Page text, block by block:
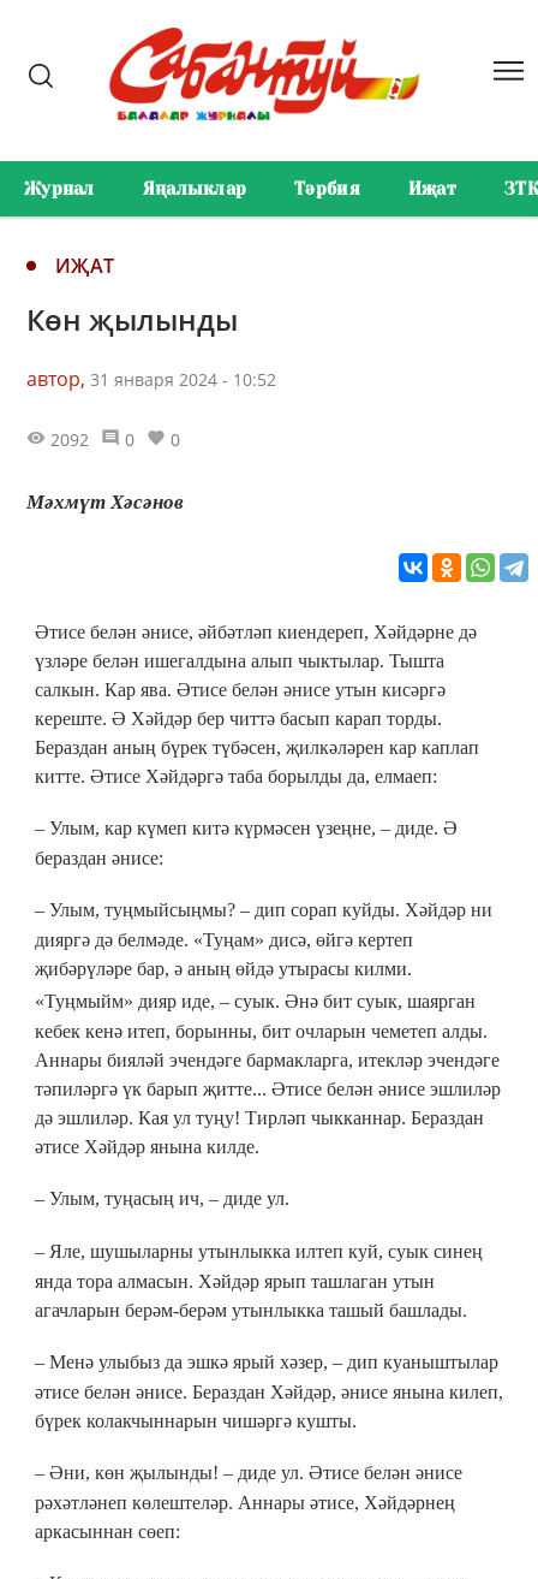
Журнал Яңалыклар Тәрбия Иҗат ЗТК
ИҖАТ
Көн җылынды
автор, 31 января 2024 - 10:52
2092 0 0
Мәхмүт Хәсәнов
Әтисе белән әнисе, әйбәтләп киендереп, Хәйдәрне дә
үзләре белән ишегалдына алып чыктылар. Тышта
салкын. Кар ява. Әтисе белән әнисе утын кисәргә
кереште. Ә Хәйдәр бер читтә басып карап торды.
Бераздан аның бүрек түбәсен, җилкәләрен кар каплап
китте. Әтисе Хәйдәргә таба борылды да, елмаеп:
– Улым, кар күмеп китә күрмәсен үзеңне, – диде. Ә
бераздан әнисе:
– Улым, туңмыйсыңмы? – дип сорап куйды. Хәйдәр ни
дияргә дә белмәде. «Туңам» дисә, өйгә кертеп
җибәрүләре бар, ә аның өйдә утырасы килми.
«Туңмыйм» дияр иде, – суык. Әнә бит суык, шаярган
кебек кенә итеп, борынны, бит очларын чеметеп алды.
Аннары бияләй эчендәге бармакларга, итекләр эчендәге
тәпиләргә үк барып җитте... Әтисе белән әнисе эшлиләр
дә эшлиләр. Кая ул туңу! Тирләп чыкканнар. Бераздан
әтисе Хәйдәр янына килде.
– Улым, туңасың ич, – диде ул.
– Яле, шушыларны утынлыкка илтеп куй, суык синең
янда тора алмасын. Хәйдәр ярып ташлаган утын
агачларын берәм-берәм утынлыкка ташый башлады.
– Менә улыбыз да эшкә ярый хәзер, – дип куаныштылар
әтисе белән әнисе. Бераздан Хәйдәр, әнисе янына килеп,
бүрек колакчыннарын чишәргә кушты.
– Әни, көн җылынды! – диде ул. Әтисе белән әнисе
рәхәтләнеп көлештеләр. Аннары әтисе, Хәйдәрнең
аркасыннан сөеп: